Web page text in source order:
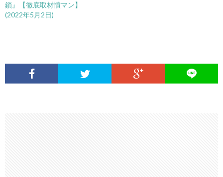
鎖』【徹底取材憤マン】
(2022年5月2日)